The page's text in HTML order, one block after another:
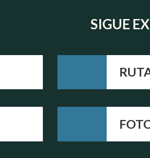
SIGUE